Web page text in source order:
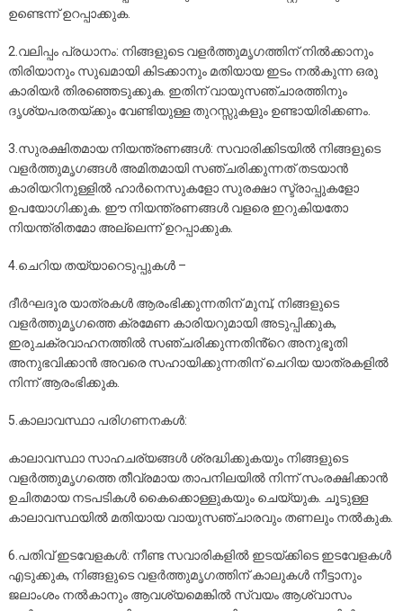
ഉണ്ടെന്ന് ഉറപ്പാക്കുക.
2.വലിപ്പം പ്രധാനം: നിങ്ങളുടെ വളർത്തുമൃഗത്തിന് നിൽക്കാനും
തിരിയാനും സുഖമായി കിടക്കാനും മതിയായ ഇടം നൽകുന്ന ഒരു
കാരിയർ തിരഞ്ഞെടുക്കുക. ഇതിന് വായുസഞ്ചാരത്തിനും
ദൃശ്യപരതയ്ക്കും വേണ്ടിയുള്ള തുറസ്സുകളും ഉണ്ടായിരിക്കണം.
3.സുരക്ഷിതമായ നിയന്ത്രണങ്ങൾ: സവാരിക്കിടയിൽ നിങ്ങളുടെ
വളർത്തുമൃഗങ്ങൾ അമിതമായി സഞ്ചരിക്കുന്നത് തടയാൻ
കാരിയറിനുള്ളിൽ ഹാർനെസുകളോ സുരക്ഷാ സ്ട്രാപ്പുകളോ
ഉപയോഗിക്കുക. ഈ നിയന്ത്രണങ്ങൾ വളരെ ഇറുകിയതോ
നിയന്ത്രിതമോ അല്ലെന്ന് ഉറപ്പാക്കുക.
4.ചെറിയ തയ്യാറെടുപ്പുകൾ –
ദീർഘദൂര യാത്രകൾ ആരംഭിക്കുന്നതിന് മുമ്പ്, നിങ്ങളുടെ
വളർത്തുമൃഗത്തെ ക്രമേണ കാരിയറുമായി അടുപ്പിക്കുക,
ഇരുചക്രവാഹനത്തിൽ സഞ്ചരിക്കുന്നതിൻ്റെ അനുഭൂതി
അനുഭവിക്കാൻ അവരെ സഹായിക്കുന്നതിന് ചെറിയ യാത്രകളിൽ
നിന്ന് ആരംഭിക്കുക.
5.കാലാവസ്ഥാ പരിഗണനകൾ:
കാലാവസ്ഥാ സാഹചര്യങ്ങൾ ശ്രദ്ധിക്കുകയും നിങ്ങളുടെ
വളർത്തുമൃഗത്തെ തീവ്രമായ താപനിലയിൽ നിന്ന് സംരക്ഷിക്കാൻ
ഉചിതമായ നടപടികൾ കൈക്കൊള്ളുകയും ചെയ്യുക. ചൂടുള്ള
കാലാവസ്ഥയിൽ മതിയായ വായുസഞ്ചാരവും തണലും നൽകുക.
6.പതിവ് ഇടവേളകൾ: നീണ്ട സവാരികളിൽ ഇടയ്ക്കിടെ ഇടവേളകൾ
എടുക്കുക, നിങ്ങളുടെ വളർത്തുമൃഗത്തിന് കാലുകൾ നീട്ടാനും
ജലാംശം നൽകാനും ആവശ്യമെങ്കിൽ സ്വയം ആശ്വാസം